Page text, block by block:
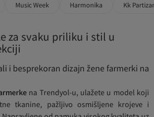
Music Week Harmonika Kk
za svaku priliku i stil u
i besprekoran dizajn žene farmerki na
na Trendyol-u, ulažete u model koji
tkanine, pažljivo osmišljene krojeve i